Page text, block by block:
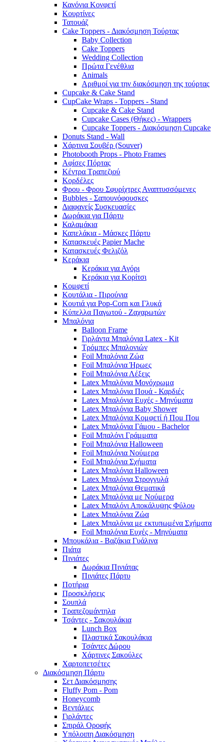
Κανόνια Κονφετί
Κουρτίνες
Τατουάζ
Cake Toppers - Διακόσμηση Τούρτας
Baby Collection
Cake Toppers
Wedding Collection
Πρώτα Γενέθλια
Animals
Αριθμοί για την διακόσμηση της τούρτας
Cupcake & Cake Stand
CupCake Wraps - Toppers - Stand
Cupcake & Cake Stand
Cupcake Cases (Θήκες) - Wrappers
Cupcake Toppers - Διακόσμηση Cupcake
Donuts Stand - Wall
Χάρτινα Σουβέρ (Souver)
Photobooth Props - Photo Frames
Αφίσες Πόρτας
Κέντρα Τραπεζιού
Κορδέλες
Φρου - Φρου Σφυρίχτρες Αναπτυσσόμενες
Bubbles - Σαπουνόφουσκες
Διαφανείς Συσκευασίες
Δωράκια για Πάρτυ
Καλαμάκια
Καπελάκια - Μάσκες Πάρτυ
Κατασκευές Papier Mache
Κατασκευές Φελιζόλ
Κεράκια
Κεράκια για Αγόρι
Κεράκια για Κορίτσι
Κομφετί
Κουτάλια - Πιρούνια
Κουτιά για Pop-Corn και Γλυκά
Κύπελλα Παγωτού - Ζαχαρωτών
Μπαλόνια
Balloon Frame
Γιρλάντα Μπαλόνια Latex - Kit
Τρόμπες Μπαλονιών
Foil Μπαλόνια Ζώα
Foil Μπαλόνια Ήρωες
Foil Μπαλόνια Λέξεις
Latex Μπαλόνια Μονόχρωμα
Latex Μπαλόνια Πουά - Καρδιές
Latex Μπαλόνια Ευχές - Μηνύματα
Latex Μπαλόνια Baby Shower
Latex Μπαλόνια Κομφετί ή Πομ Πομ
Latex Μπαλόνια Γάμου - Bachelor
Foil Μπαλόνι Γράμματα
Foil Μπαλόνια Halloween
Foil Μπαλόνια Νούμερα
Foil Μπαλόνια Σχήματα
Latex Μπαλόνια Halloween
Latex Μπαλόνια Στρογγυλά
Latex Μπαλόνια Θεματικά
Latex Μπαλόνια με Νούμερα
Latex Μπαλόνι Αποκάλυψης Φύλου
Latex Μπαλόνια Ζώα
Latex Μπαλόνια με εκτυπωμένα Σχήματα
Foil Μπαλόνια Ευχές - Μηνύματα
Μπουκάλια - Βαζάκια Γυάλινα
Πιάτα
Πινιάτες
Δωράκια Πινιάτας
Πινιάτες Πάρτυ
Ποτήρια
Προσκλήσεις
Σουπλά
Τραπεζομάντηλα
Τσάντες - Σακουλάκια
Lunch Box
Πλαστικά Σακουλάκια
Τσάντες Δώρου
Χάρτινες Σακούλες
Χαρτοπετσέτες
Διακόσμηση Πάρτυ
Σετ Διακόσμησης
Fluffy Pom - Pom
Honeycomb
Βεντάλιες
Γιρλάντες
Σπιράλ Οροφής
Υπόλοιπη Διακόσμηση